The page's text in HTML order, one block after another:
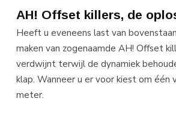
AH! Offset killers, de
Heeft u eveneens last van
maken van zogenaamde AH! Offset
verdwijnt terwijl de dynamiek
klap. Wanneer u er voor kiest om
meter.